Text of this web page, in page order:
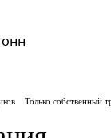
Только собственный